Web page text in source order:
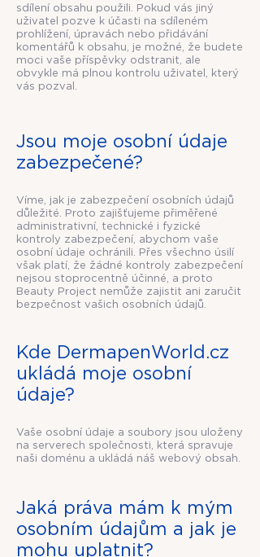
sdílení obsahu použili. Pokud vás jiný
uživatel pozve k účasti na sdíleném
prohlížení, úpravách nebo přidávání
komentářů k obsahu, je možné, že budete
moci vaše příspěvky odstranit, ale
obvykle má plnou kontrolu uživatel, který
vás pozval.
Jsou moje osobní údaje
zabezpečené?
Víme, jak je zabezpečení osobních údajů
důležité. Proto zajišťujeme přiměřené
administrativní, technické i fyzické
kontroly zabezpečení, abychom vaše
osobní údaje ochránili. Přes všechno úsilí
však platí, že žádné kontroly zabezpečení
nejsou stoprocentně účinné, a proto
Beauty Project nemůže zajistit ani zaručit
bezpečnost vašich osobních údajů.
Kde DermapenWorld.cz
ukládá moje osobní
údaje?
Vaše osobní údaje a soubory jsou uloženy
na serverech společnosti, která spravuje
naši doménu a ukládá náš webový obsah.
Jaká práva mám k mým
osobním údajům a jak je
mohu uplatnit?